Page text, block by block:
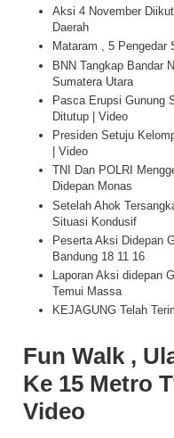
Aksi 4 November
Daerah
Mataram , 5 Pengedar
BNN Tangkap Bandar
Sumatera Utara
Pasca Erupsi Gunung
Ditutup | Video
Presiden Setuju
| Video
TNI Dan POLRI
Didepan Monas
Setelah Ahok
Situasi Kondusif
Peserta Aksi Didepan
Bandung 18 11 16
Laporan Aksi didepan
Temui Massa
KEJAGUNG Telah
Fun Walk ,
Ke 15 Metro
Video